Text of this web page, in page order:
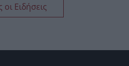
οι Ειδήσεις